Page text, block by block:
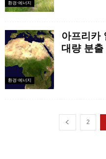
환경·에너지
환경·에너지
아프리카
대량 분출
2